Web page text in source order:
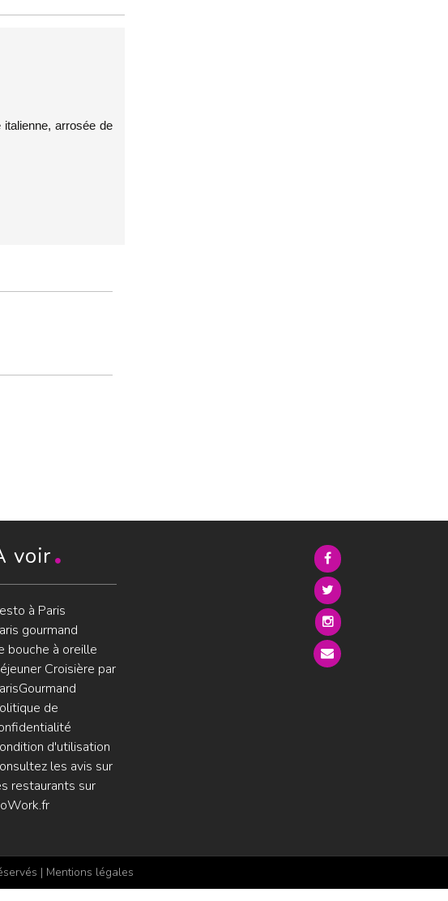
arrosée de
voir
à Paris
gourmand
bouche à oreille
Croisière par
de
d'utilisation
les avis sur
restaurants sur
| Mentions légales